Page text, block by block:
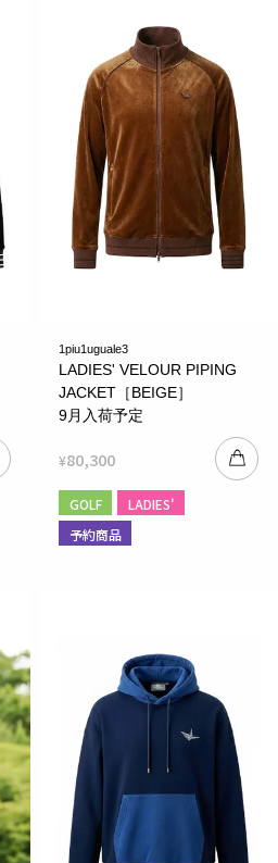
1piu1uguale3
LADIES' VELOUR PIPING
JACKET［BEIGE］
9月入荷予定
¥80,300
GOLF
LADIES'
予約商品